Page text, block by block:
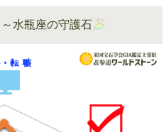
～水瓶座の守護石